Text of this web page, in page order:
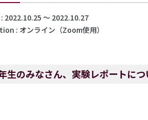
2022.10.25 〜 2022.10.27
オンライン（Zoom使用）
生のみなさん、実験レポートに